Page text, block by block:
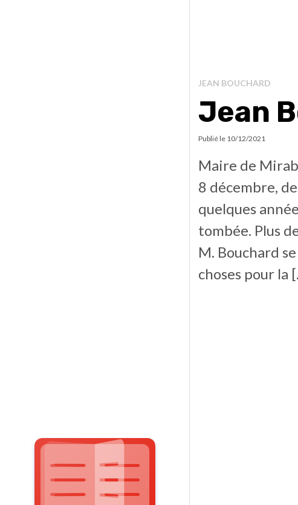
JEAN BOUCHARD
Jean
Publié le 10/12/2021
Maire de
8 décembre,
quelques
tombée. Plus
M. Bouchard
choses pour la